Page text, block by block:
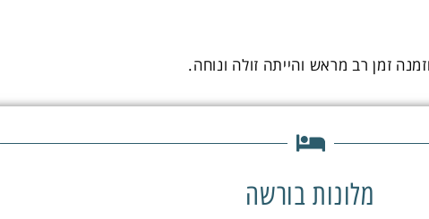
זמן רב מראש והייתה זולה ונוחה.
מלונות בורשה